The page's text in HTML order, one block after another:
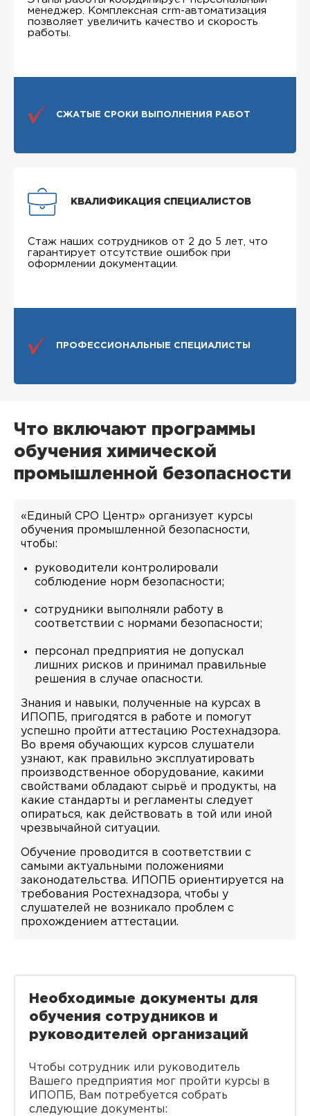
менеджер. Комплексная crm-автоматизация
позволяет увеличить качество и скорость
работы.
СЖАТЫЕ СРОКИ ВЫПОЛНЕНИЯ РАБОТ
КВАЛИФИКАЦИЯ СПЕЦИАЛИСТОВ
Стаж наших сотрудников от 2 до 5 лет, что
гарантирует отсутствие ошибок при
оформлении документации.
ПРОФЕССИОНАЛЬНЫЕ СПЕЦИАЛИСТЫ
Что включают программы
обучения химической
промышленной безопасности
«Единый СРО Центр» организует курсы
обучения промышленной безопасности,
чтобы:
руководители контролировали
соблюдение норм безопасности;
сотрудники выполняли работу в
соответствии с нормами безопасности;
персонал предприятия не допускал
лишних рисков и принимал правильные
решения в случае опасности.
Знания и навыки, полученные на курсах в
ИПОПБ, пригодятся в работе и помогут
успешно пройти аттестацию Ростехнадзора.
Во время обучающих курсов слушатели
узнают, как правильно эксплуатировать
производственное оборудование, какими
свойствами обладают сырьё и продукты, на
какие стандарты и регламенты следует
опираться, как действовать в той или иной
чрезвычайной ситуации.
Обучение проводится в соответствии с
самыми актуальными положениями
законодательства. ИПОПБ ориентируется на
требования Ростехнадзора, чтобы у
слушателей не возникало проблем с
прохождением аттестации.
Необходимые документы для
обучения сотрудников и
руководителей организаций
Чтобы сотрудник или руководитель
Вашего предприятия мог пройти курсы в
ИПОПБ, Вам потребуется собрать
следующие документы: